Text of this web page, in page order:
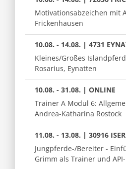
Motivationsabzeichen mit
Frickenhausen
10.08. - 14.08. | 4731
Kleines/Großes
Rosarius, Eynatten
10.08. - 31.08. | ONLINE
Trainer A Modul 6:
Andrea-Katharina Rostock
11.08. - 13.08. | 30916
Jungpferde-/Bereiter -
Grimm als Trainer und